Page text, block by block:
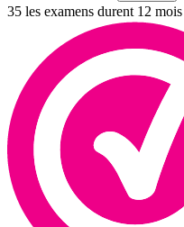
35 les examens durent 12 mois